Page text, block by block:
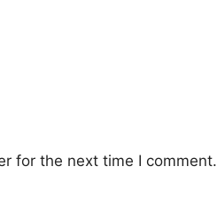
for the next time I comment.